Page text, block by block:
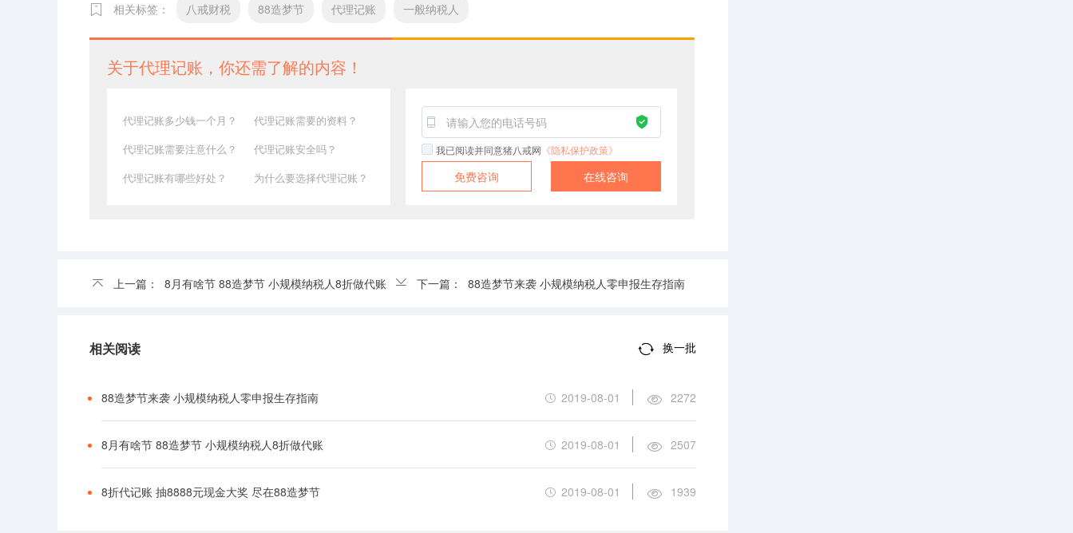
相关标签： 八戒财税 88造梦节 代理记账 一般纳税人
关于代理记账，你还需了解的内容！
代理记账多少钱一个月？
代理记账需要的资料？
代理记账需要注意什么？
代理记账安全吗？
代理记账有哪些好处？
为什么要选择代理记账？
我已阅读并同意猪八戒网 《隐私保护政策》
免费咨询 在线咨询
上一篇： 8月有啥节 88造梦节 小规模纳税人8折做代账 下一篇： 88造梦节来袭 小规模纳税人零申报生存指南
相关阅读 换一批
88造梦节来袭 小规模纳税人零申报生存指南 2019-08-01 2272
8月有啥节 88造梦节 小规模纳税人8折做代账 2019-08-01 2507
8折代记账 抽8888元现金大奖 尽在88造梦节 2019-08-01 1939